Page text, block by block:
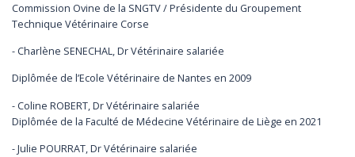
Commission Ovine de la SNGTV / Présidente du Groupement
Technique Vétérinaire Corse
- Charlène SENECHAL, Dr Vétérinaire salariée
Diplômée de l’Ecole Vétérinaire de Nantes en 2009
- Coline ROBERT, Dr Vétérinaire salariée
Diplômée de la Faculté de Médecine Vétérinaire de Liège en 2021
- Julie POURRAT, Dr Vétérinaire salariée